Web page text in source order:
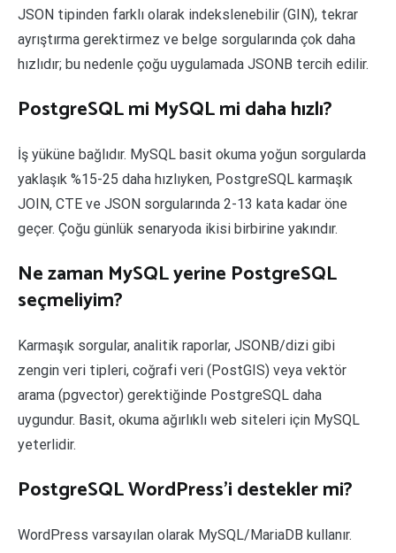
JSON tipinden farklı olarak indekslenebilir (GIN), tekrar
ayrıştırma gerektirmez ve belge sorgularında çok daha
hızlıdır; bu nedenle çoğu uygulamada JSONB tercih edilir.
PostgreSQL mi MySQL mi daha hızlı?
İş yüküne bağlıdır. MySQL basit okuma yoğun sorgularda
yaklaşık %15-25 daha hızlıyken, PostgreSQL karmaşık
JOIN, CTE ve JSON sorgularında 2-13 kata kadar öne
geçer. Çoğu günlük senaryoda ikisi birbirine yakındır.
Ne zaman MySQL yerine PostgreSQL
seçmeliyim?
Karmaşık sorgular, analitik raporlar, JSONB/dizi gibi
zengin veri tipleri, coğrafi veri (PostGIS) veya vektör
arama (pgvector) gerektiğinde PostgreSQL daha
uygundur. Basit, okuma ağırlıklı web siteleri için MySQL
yeterlidir.
PostgreSQL WordPress’i destekler mi?
WordPress varsayılan olarak MySQL/MariaDB kullanır.